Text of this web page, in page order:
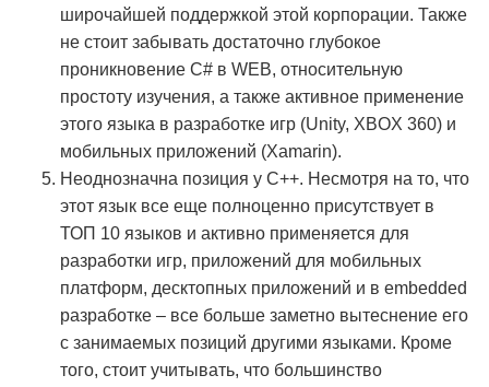
широчайшей поддержкой этой корпорации. Также
не стоит забывать достаточно глубокое
проникновение С# в WEB, относительную
простоту изучения, а также активное применение
этого языка в разработке игр (Unity, XBOX 360) и
мобильных приложений (Xamarin).
Неоднозначна позиция у C++. Несмотря на то, что
этот язык все еще полноценно присутствует в
ТОП 10 языков и активно применяется для
разработки игр, приложений для мобильных
платформ, десктопных приложений и в embedded
разработке – все больше заметно вытеснение его
с занимаемых позиций другими языками. Кроме
того, стоит учитывать, что большинство